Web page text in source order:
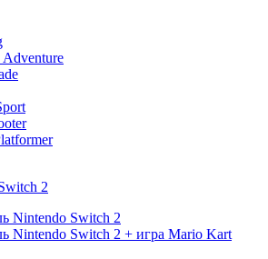
2
Nintendo Switch 2
Nintendo Switch 2 + игра Mario Kart